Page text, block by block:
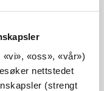
«oss», «vår»)
nettstedet
(strengt